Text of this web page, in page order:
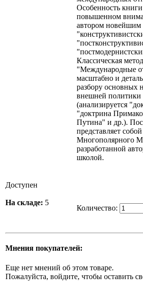
Особенность книги
повышенном
автором новейшим
Классическая
"Международные
масштабно и
разбору основных
внешней политики
(анализируется
"доктрина
Путина" и др.).
представляет
Многополярного
разработанной
школой.
Доступен
На складе: 5
Количество:
Мнения покупателей:
Еще нет мнений об этом товаре.
Пожалуйста, войдите, чтобы оставить